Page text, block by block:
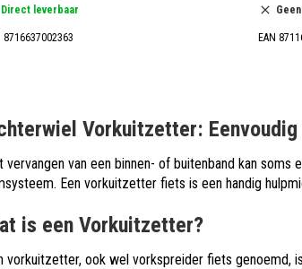
Direct leverbaar
8716637002363 EAN
Vorkuitzetter:
vervangen van een binnen- of buitenband kan
Een vorkuitzetter fiets is een handig
is een Vorkuitzetter?
vorkuitzetter, ook wel vorkspreider fiets genoemd,